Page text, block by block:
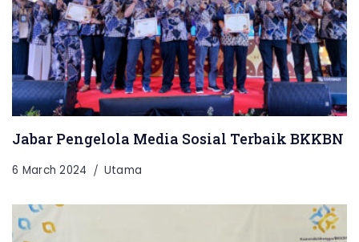
Jabar Pengelola Media Sosial Terbaik BKKBN
6 March 2024 Utama